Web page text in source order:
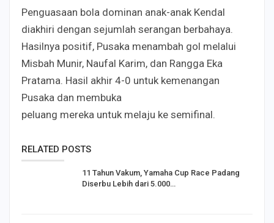
Penguasaan bola dominan anak-anak Kendal
diakhiri dengan sejumlah serangan berbahaya.
Hasilnya positif, Pusaka menambah gol melalui
Misbah Munir, Naufal Karim, dan Rangga Eka
Pratama. Hasil akhir 4-0 untuk kemenangan
Pusaka dan membuka
peluang mereka untuk melaju ke semifinal.
RELATED POSTS
11 Tahun Vakum, Yamaha Cup Race Padang
Diserbu Lebih dari 5.000…